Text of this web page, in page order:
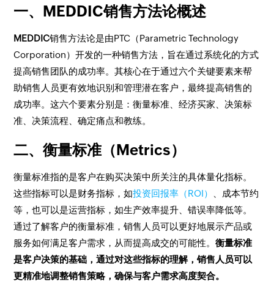
一、MEDDIC销售方法论概述
MEDDIC销售方法论是由PTC（Parametric Technology
Corporation）开发的一种销售方法，旨在通过系统化的方式
提高销售团队的成功率。其核心在于通过六个关键要素来帮
助销售人员更有效地识别和管理潜在客户，最终提高销售的
成功率。这六个要素分别是：衡量标准、经济买家、决策标
准、决策流程、确定痛点和教练。
二、衡量标准（Metrics）
衡量标准指的是客户在购买决策中所关注的具体量化指标。
这些指标可以是财务指标，如投资回报率（ROI）
、成本节约
等，也可以是运营指标，如生产效率提升、错误率降低等。
通过了解客户的衡量标准，销售人员可以更好地展示产品或
服务如何满足客户需求，从而提高成交的可能性。衡量标准
是客户决策的基础，通过对这些指标的理解，销售人员可以
更精准地调整销售策略，确保与客户需求高度契合。